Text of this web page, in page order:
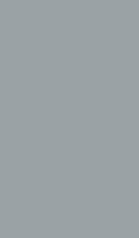
oder
oder
Daten im